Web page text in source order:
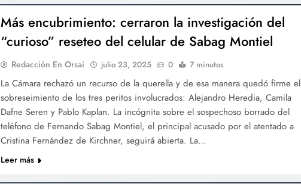
Más encubrimiento: cerraron la investigación del
“curioso” reseteo del celular de Sabag Montiel
Redacción En Orsai julio 23, 2025 0 7 minutos
La Cámara rechazó un recurso de la querella y de esa manera quedó firme el
sobreseimiento de los tres peritos involucrados: Alejandro Heredia, Camila
Dafne Seren y Pablo Kaplan. La incógnita sobre el sospechoso borrado del
teléfono de Fernando Sabag Montiel, el principal acusado por el atentado a
Cristina Fernández de Kirchner, seguirá abierta. La…
Leer más